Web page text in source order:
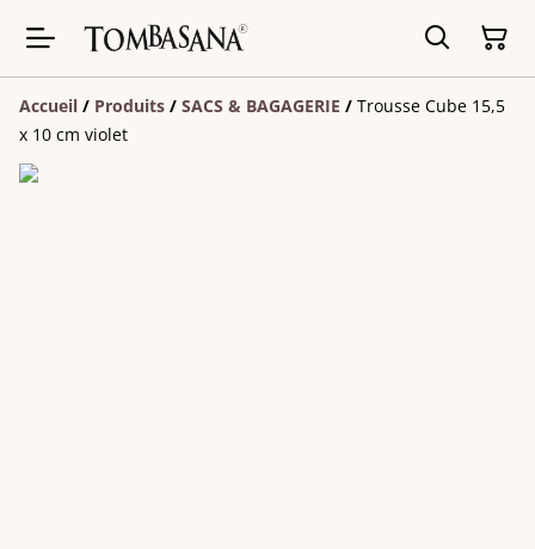
Accueil / Produits / SACS & BAGAGERIE / Trousse Cube 15,5
x 10 cm violet